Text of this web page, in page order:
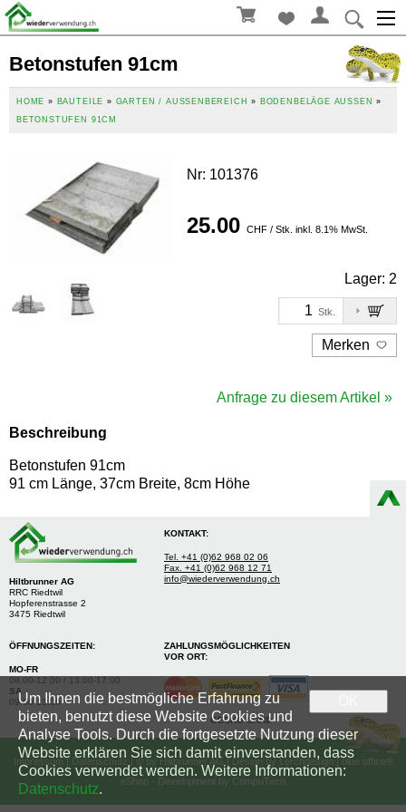
Betonstufen 91cm
HOME » BAUTEILE » GARTEN / AUSSENBEREICH » BODENBELÄGE AUSSEN
»
BETONSTUFEN 91CM
Nr: 101376
25.00 CHF / Stk. inkl. 8.1% MwSt.
Lager: 2
Stk.
Merken
Anfrage zu diesem Artikel »
Beschreibung
Betonstufen 91cm
91 cm Länge, 37cm Breite, 8cm Höhe
Hiltbrunner AG
RRC Riedtwil
Hopferenstrasse 2
3475 Riedtwil
KONTAKT:
Tel. +41 (0)62 968 02 06
Fax. +41 (0)62 968 12 71
info@wiederverwendung.ch
ÖFFNUNGSZEITEN:
MO-FR
08.00-12.00 / 13.00-17.00
SA
09.00-13.00
ZAHLUNGSMÖGLICHKEITEN
VOR ORT:
GECKO CARD
Impressum| Datenschutz | © byHiltbrunner AG | Design byLerchdesign| blue office®
eShop - Development by CompuTech
Um Ihnen die bestmögliche Erfahrung zu
bieten, benutzt diese Website Cookies und
Analyse Tools. Durch die fortgesetzte Nutzung dieser
Website erklären Sie sich damit einverstanden, dass
Cookies verwendet werden. Weitere Informationen:
Datenschutz.